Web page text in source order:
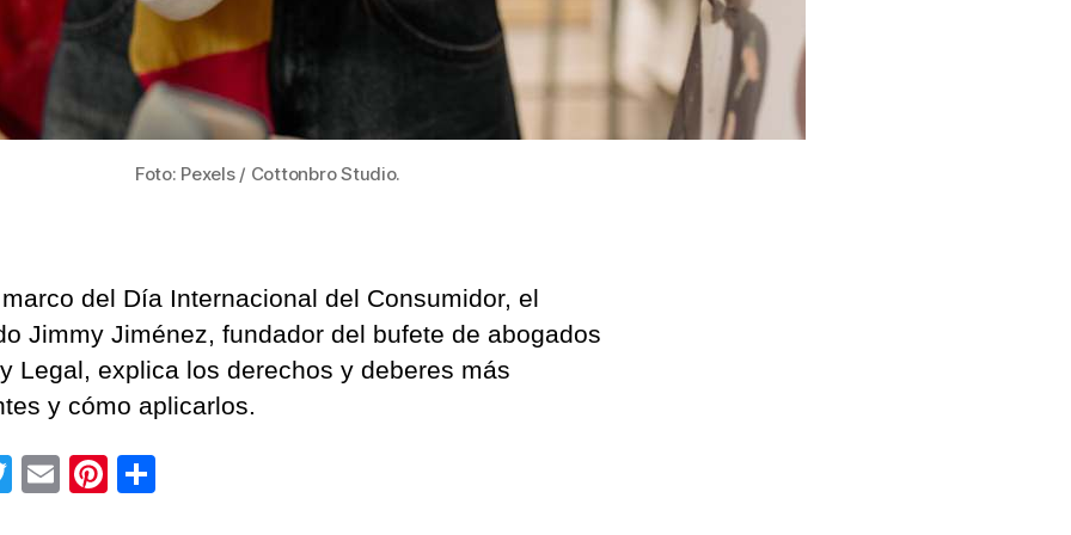
Foto: Pexels / Cottonbro Studio.
del Día Internacional del Consumidor, el
Jimmy Jiménez, fundador del bufete de abogados
Legal, explica los derechos y deberes más
y cómo aplicarlos.
T
E
Pi